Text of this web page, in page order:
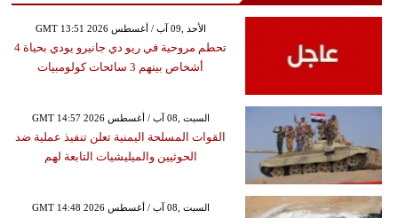
GMT 13:51 2026 الأحد ,09 آب / أغسطس
تحطم مروحية في ريو دي جانيرو يودي بحياة 4
أشخاص بينهم 3 سائحات كولومبيات
GMT 14:57 2026 السبت ,08 آب / أغسطس
القوات المسلحة اليمنية تعلن تنفيذ عملية ضد
الحوثيين والميليشيات التابعة لهم
GMT 14:48 2026 السبت ,08 آب / أغسطس